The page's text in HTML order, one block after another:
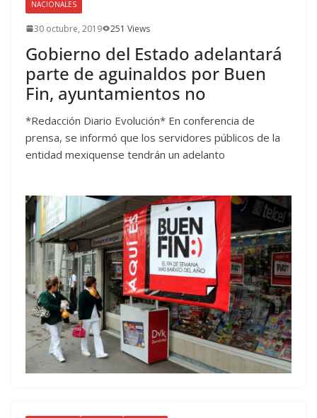
NACIONALES
30 octubre, 2019 251 Views
Gobierno del Estado adelantará
parte de aguinaldos por Buen
Fin, ayuntamientos no
*Redacción Diario Evolución* En conferencia de
prensa, se informó que los servidores públicos de la
entidad mexiquense tendrán un adelanto